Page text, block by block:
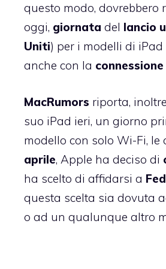
questo modo, dovrebbero
oggi, giornata del lancio
Uniti) per i modelli di
anche con la
MacRumors riporta,
suo iPad ieri, un giorno
modello con solo Wi-Fi,
aprile, Apple ha deciso di
ha scelto di affidarsi a
questa scelta sia dovuta
o ad un qualunque altro